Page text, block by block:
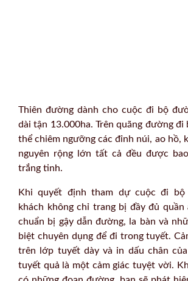
Thiên đường dành cho cuộc đi bộ
dài tận 13.000ha. Trên quãng đường đi
thể chiêm ngưỡng các đỉnh núi, ao hồ,
nguyên rộng lớn tất cả đều được
trắng tinh.
Khi quyết định tham dự cuộc đi bộ
khách không chỉ trang bị đầy đủ quần
chuẩn bị gậy dẫn đường, la bàn và
biệt chuyên dụng để đi trong tuyết.
trên lớp tuyết dày và in dấu chân
tuyết quả là một cảm giác tuyệt vời.